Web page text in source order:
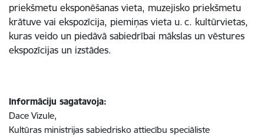
priekšmetu eksponēšanas vieta, muzejisko priekšmetu
krātuve vai ekspozīcija, piemiņas vieta u. c. kultūrvietas,
kuras veido un piedāvā sabiedrībai mākslas un vēstures
ekspozīcijas un izstādes.
Informāciju sagatavoja:
Dace Vizule,
Kultūras ministrijas sabiedrisko attiecību speciāliste